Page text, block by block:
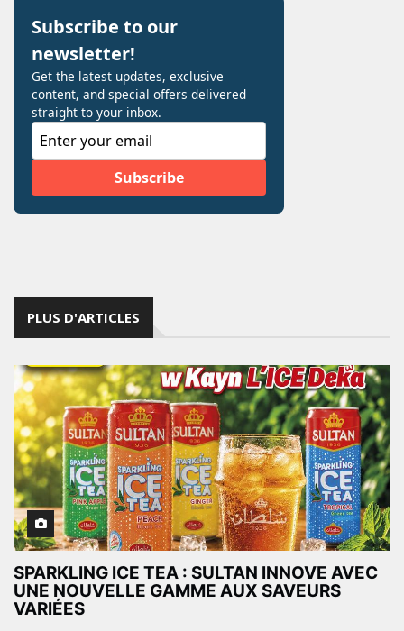
PLUS D'ARTICLES
SPARKLING ICE TEA : SULTAN INNOVE AVEC
UNE NOUVELLE GAMME AUX SAVEURS
VARIÉES